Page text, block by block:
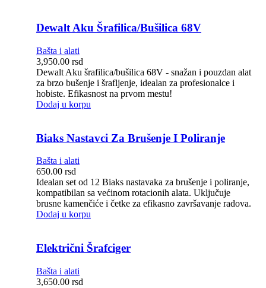
Dewalt Aku Šrafilica/Bušilica 68V
Bašta i alati
3,950.00 rsd
Dewalt Aku šrafilica/bušilica 68V - snažan i pouzdan alat
za brzo bušenje i šrafljenje, idealan za profesionalce i
hobiste. Efikasnost na prvom mestu!
Dodaj u korpu
Biaks Nastavci Za Brušenje I Poliranje
Bašta i alati
650.00 rsd
Idealan set od 12 Biaks nastavaka za brušenje i poliranje,
kompatibilan sa većinom rotacionih alata. Uključuje
brusne kamenčiće i četke za efikasno završavanje radova.
Dodaj u korpu
Električni Šrafciger
Bašta i alati
3,650.00 rsd